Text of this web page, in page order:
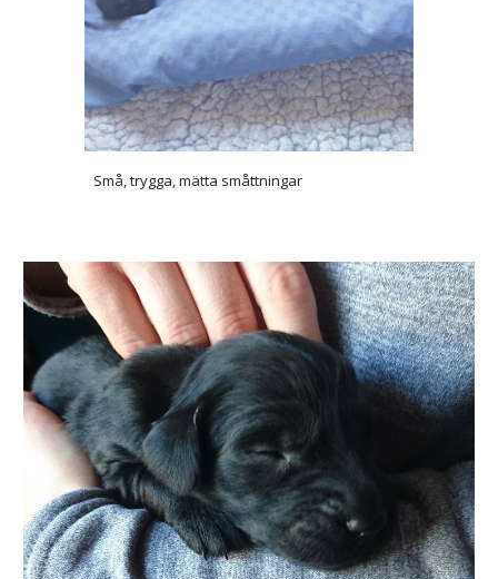
Små, trygga, mätta småttningar